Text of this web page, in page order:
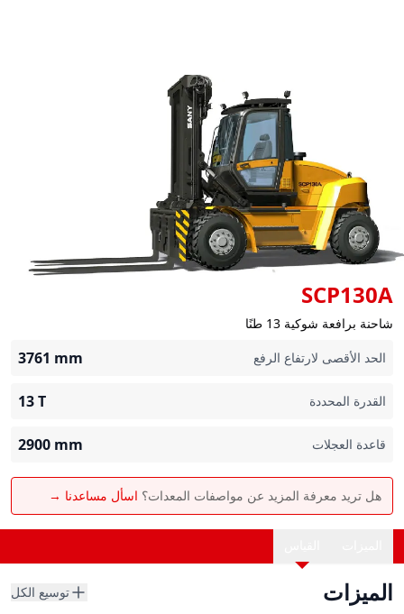
SCP130A
شاحنة برافعة شوكية 13 طنًا
الحد الأقصى لارتفاع الرفع
3761 mm
القدرة المحددة 13T
قاعدة العجلات 2900 mm
هل تريد معرفة المزيد عن مواصفات المعدات؟ اسأل مساعدنا →
الميزات توسيع الكل